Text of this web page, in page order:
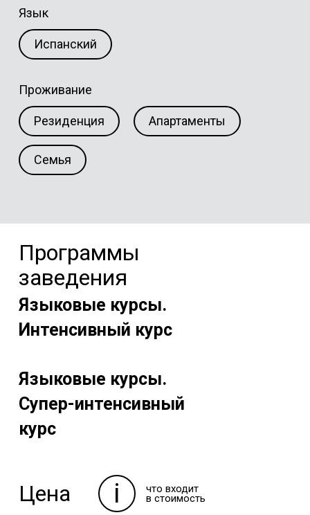
Язык
Испанский
Проживание
Резиденция Апартаменты
Семья
Программы
заведения
Языковые курсы.
Интенсивный курс
Языковые курсы.
Супер-интенсивный
курс
Цена i что входит
в стоимость